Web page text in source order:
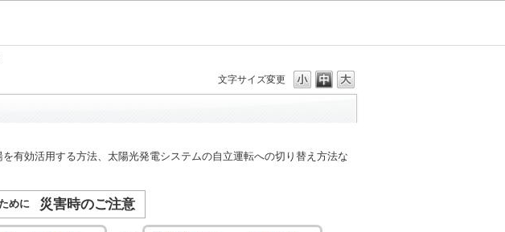
文字サイズ変更
有効活用する方法、太陽光発電システムの自立運転への切り替え方法な
めに 災害時のご注意